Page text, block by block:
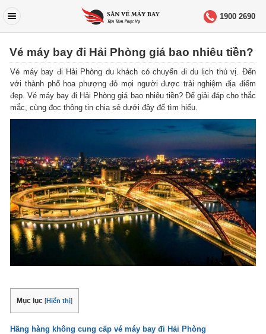
1900 2690
Vé máy bay đi Hải Phòng giá bao nhiêu tiền?
Vé máy bay đi Hải Phòng du khách có chuyến đi du lịch thú vị. Đến
với thành phố hoa phượng đỏ mọi người được trải nghiệm địa điểm
đẹp. Vé máy bay đi Hải Phòng giá bao nhiêu tiền? Để giải đáp cho thắc
mắc, cùng đọc thông tin chia sẻ dưới đây để tìm hiểu.
Mục lục [Hiển thị]
Hãng hàng không cung cấpvé máy bay đi Hải Phòng